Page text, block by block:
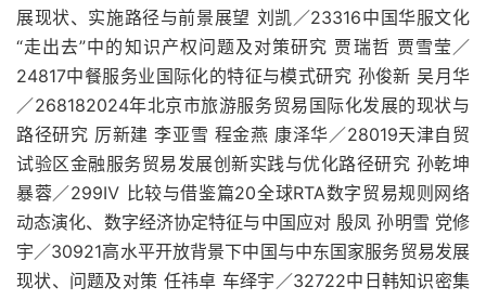
展现状、实施路径与前景展望 刘凯／23316中国华服文化
“走出去”中的知识产权问题及对策研究 贾瑞哲 贾雪莹／
24817中餐服务业国际化的特征与模式研究 孙俊新 吴月华
／268182024年北京市旅游服务贸易国际化发展的现状与
路径研究 厉新建 李亚雪 程金燕 康泽华／28019天津自贸
试验区金融服务贸易发展创新实践与优化路径研究 孙乾坤
暴蓉／299Ⅳ 比较与借鉴篇20全球RTA数字贸易规则网络
动态演化、数字经济协定特征与中国应对 殷凤 孙明雪 党修
宇／30921高水平开放背景下中国与中东国家服务贸易发展
现状、问题及对策 任祎卓 车绎宇／32722中日韩知识密集